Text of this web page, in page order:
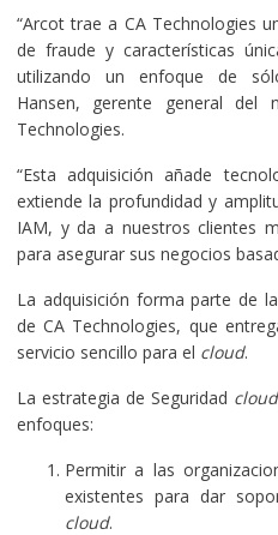
“Arcot trae a CA Technologies
de fraude y características
utilizando un enfoque de
Hansen, gerente general del
Technologies.
“Esta adquisición añade
extiende la profundidad y
IAM, y da a nuestros clientes
para asegurar sus negocios
La adquisición forma parte de la
de CA Technologies, que
servicio sencillo para el cloud.
La estrategia de Seguridad cloud
enfoques:
Permitir a las
existentes para dar
cloud.